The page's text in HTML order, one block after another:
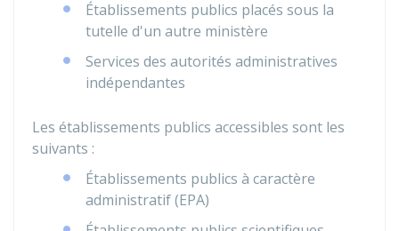
Établissements publics placés sous la
tutelle d'un autre ministère
Services des autorités administratives
indépendantes
Les établissements publics accessibles sont les
suivants :
Établissements publics à caractère
administratif (EPA)